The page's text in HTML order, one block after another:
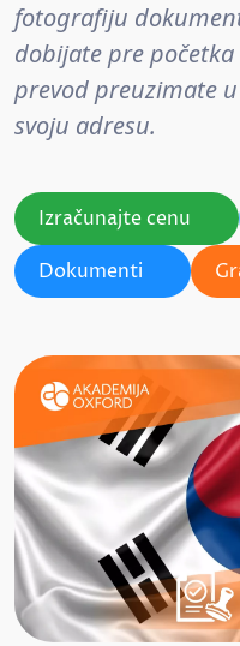
fotografiju
dobijate pre
prevod preuzimate
svoju adresu.
Izračunajte cenu
Dokumenti